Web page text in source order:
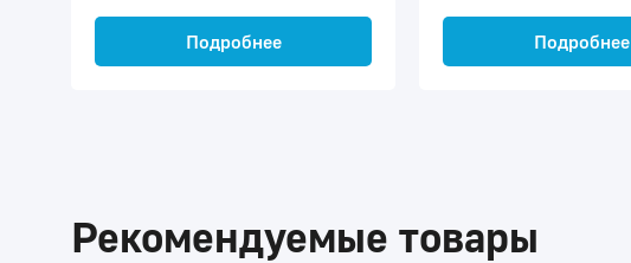
Подробнее Подробнее
Рекомендуемые товары